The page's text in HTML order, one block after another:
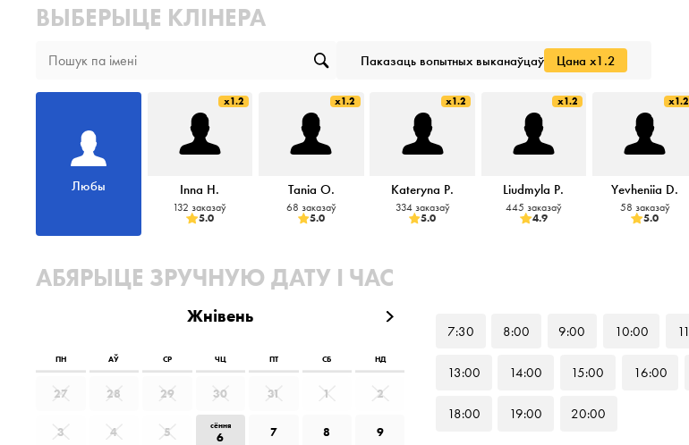
ВЫБЕРЫЦЕ КЛІНЕРА
Паказаць вопытных выканаўцаў Цана x1.2
Любы
x1.2
Inna H.
132 заказаў
5.0
x1.2
Tania O.
68 заказаў
5.0
x1.2
Kateryna P.
334 заказаў
5.0
x1.2
Liudmyla P.
445 заказаў
4.9
x1.2
Yevheniia D.
58 заказаў
5.0
АБЯРЫЦЕ ЗРУЧНУЮ ДАТУ І ЧАС
Жнівень
ПН АЎ СР ЧЦ ПТ СБ НД
27 28 29 30 31 1 2
3 4 5 сёння
6 7 8 9
7:30 8:00 9:00 10:00 11
13:00 14:00 15:00 16:00
18:00 19:00 20:00